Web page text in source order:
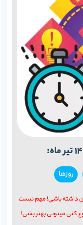
روزها
شدن داشته باشی! مهم نیست
کنی میتونی بهتر بشی!